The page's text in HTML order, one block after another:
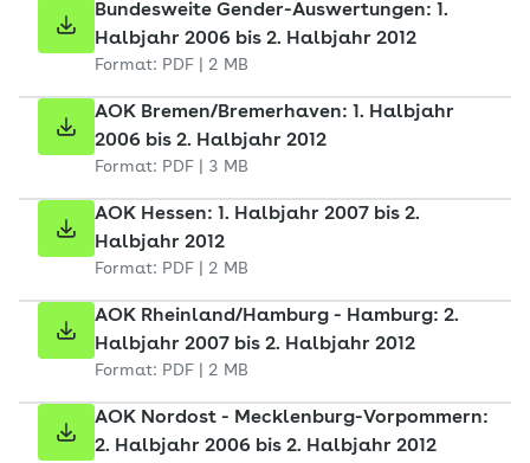
Bundesweite Gender-Auswertungen: 1.
Halbjahr 2006 bis 2. Halbjahr 2012
Format: PDF | 2 MB
AOK Bremen/Bremerhaven: 1. Halbjahr
2006 bis 2. Halbjahr 2012
Format: PDF | 3 MB
AOK Hessen: 1. Halbjahr 2007 bis 2.
Halbjahr 2012
Format: PDF | 2 MB
AOK Rheinland/Hamburg - Hamburg: 2.
Halbjahr 2007 bis 2. Halbjahr 2012
Format: PDF | 2 MB
AOK Nordost - Mecklenburg-Vorpommern:
2. Halbjahr 2006 bis 2. Halbjahr 2012